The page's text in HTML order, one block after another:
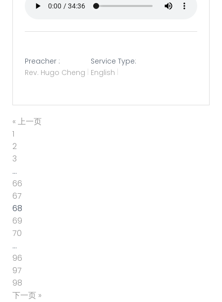
Preacher :
Rev. Hugo Cheng
Service Type:
English
« 上一页
1
2
3
…
66
67
68
69
70
…
96
97
98
下一页 »